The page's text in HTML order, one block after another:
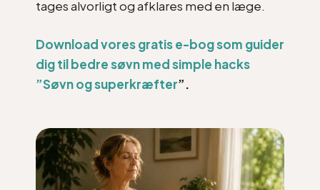
tages alvorligt og afklares med en læge.
Download vores gratis e-bog som guider
dig til bedre søvn med simple hacks
”Søvn og superkræfter”.